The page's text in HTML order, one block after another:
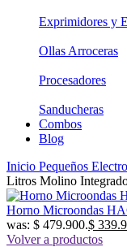
Exprimidores y
Ollas Arroceras
Procesadores
Sanducheras
Combos
Blog
Inicio Pequeños
Litros Molino
Horno Microondas
was: $ 479.900.$
Volver a productos